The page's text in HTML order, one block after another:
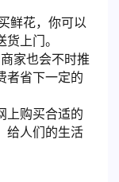
鲜花，你可以
上门。
家也会不时推
者省下一定的
上购买合适的
给人们的生活